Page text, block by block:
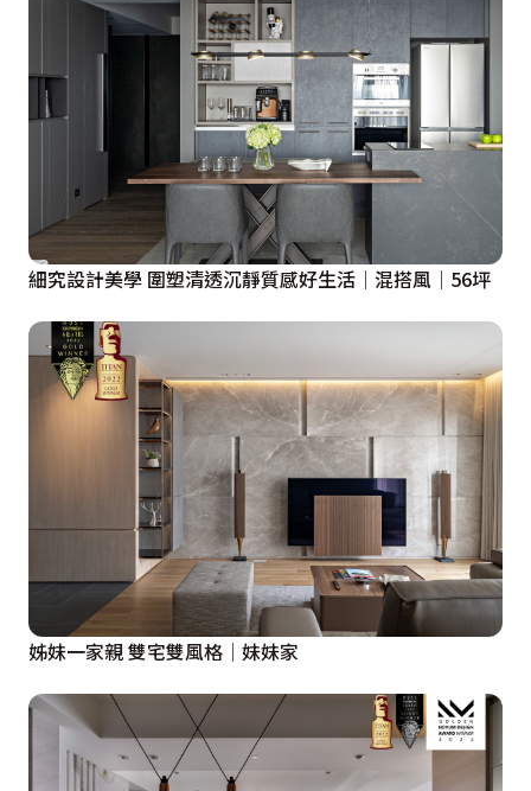
細究設計美學 圍塑清透沉靜質感好生活│混搭風│56坪
姊妹一家親 雙宅雙風格│妹妹家